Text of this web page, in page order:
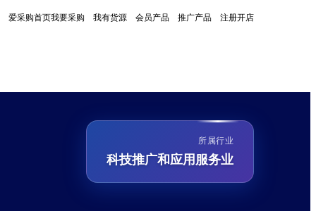
爱采购首页我要采购 我有货源 会员产品 推广产品 注册开店
所属行业
科技推广和应用服务业